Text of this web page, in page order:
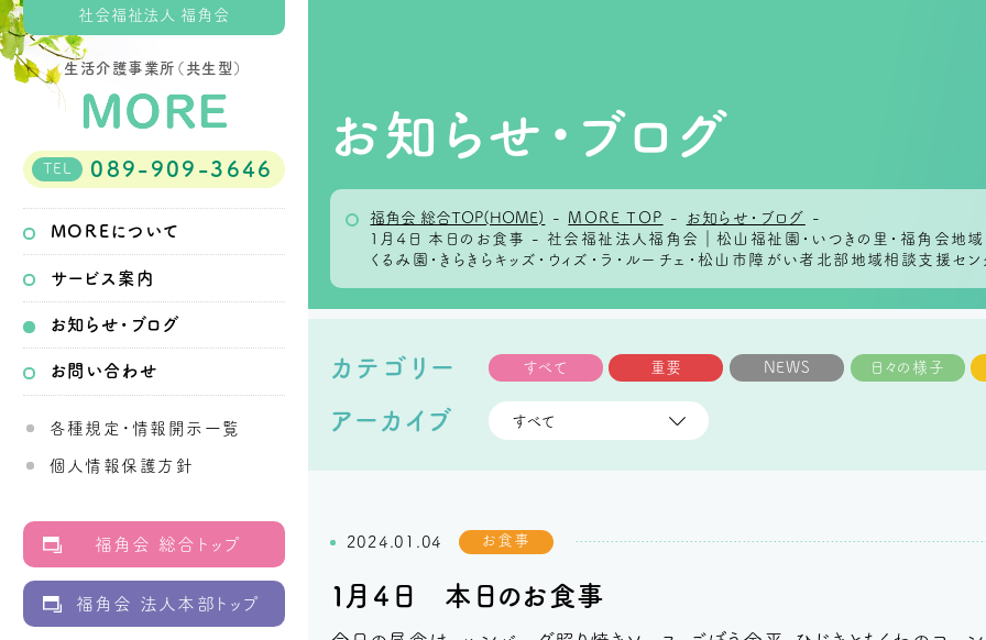
社会福祉法人 福角会
生活介護事業所（共生型）
TEL 089-909-3646
MOREについて
サービス案内
お知らせ・ブログ
お問い合わせ
各種規定・情報開示一覧
個人情報保護方針
福角会 総合トップ
福角会 法人本部トップ
お知らせ・ブログ
福角会 総合TOP(HOME) - MORE TOP - お知らせ・ブログ
-
１月４日 本日のお食事 - 社会福祉法人福角会｜松山福祉園・いつきの里・福角会地
くるみ園・きらきらキッズ・ウィズ・ラ・ルーチェ・松山市障がい者北部地域相談支援セ
カテゴリー すべて 重要 NEWS 日々の様子
アーカイブ
2024.01.04 お食事
１月４日 本日のお食事